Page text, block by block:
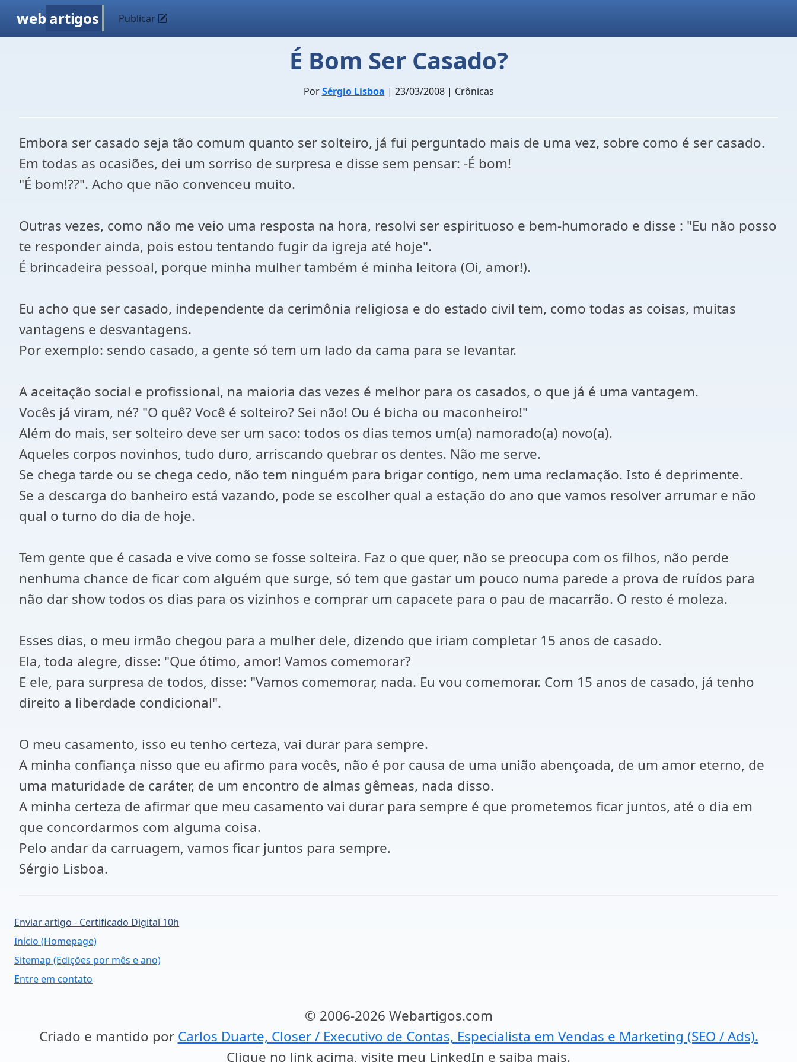
web artigos Publicar
É Bom Ser Casado?
PorSérgio Lisboa | 23/03/2008 | Crônicas
Embora ser casado seja tão comum quanto ser solteiro, já fui perguntado mais de uma vez, sobre como é ser casado.
Em todas as ocasiões, dei um sorriso de surpresa e disse sem pensar: -É bom!
"É bom!??". Acho que não convenceu muito.
Outras vezes, como não me veio uma resposta na hora, resolvi ser espirituoso e bem-humorado e disse : "Eu não posso
te responder ainda, pois estou tentando fugir da igreja até hoje".
É brincadeira pessoal, porque minha mulher também é minha leitora (Oi, amor!).
Eu acho que ser casado, independente da cerimônia religiosa e do estado civil tem, como todas as coisas, muitas
vantagens e desvantagens.
Por exemplo: sendo casado, a gente só tem um lado da cama para se levantar.
A aceitação social e profissional, na maioria das vezes é melhor para os casados, o que já é uma vantagem.
Vocês já viram, né? "O quê? Você é solteiro? Sei não! Ou é bicha ou maconheiro!"
Além do mais, ser solteiro deve ser um saco: todos os dias temos um(a) namorado(a) novo(a).
Aqueles corpos novinhos, tudo duro, arriscando quebrar os dentes. Não me serve.
Se chega tarde ou se chega cedo, não tem ninguém para brigar contigo, nem uma reclamação. Isto é deprimente.
Se a descarga do banheiro está vazando, pode se escolher qual a estação do ano que vamos resolver arrumar e não
qual o turno do dia de hoje.
Tem gente que é casada e vive como se fosse solteira. Faz o que quer, não se preocupa com os filhos, não perde
nenhuma chance de ficar com alguém que surge, só tem que gastar um pouco numa parede a prova de ruídos para
não dar show todos os dias para os vizinhos e comprar um capacete para o pau de macarrão. O resto é moleza.
Esses dias, o meu irmão chegou para a mulher dele, dizendo que iriam completar 15 anos de casado.
Ela, toda alegre, disse: "Que ótimo, amor! Vamos comemorar?
E ele, para surpresa de todos, disse: "Vamos comemorar, nada. Eu vou comemorar. Com 15 anos de casado, já tenho
direito a liberdade condicional".
O meu casamento, isso eu tenho certeza, vai durar para sempre.
A minha confiança nisso que eu afirmo para vocês, não é por causa de uma união abençoada, de um amor eterno, de
uma maturidade de caráter, de um encontro de almas gêmeas, nada disso.
A minha certeza de afirmar que meu casamento vai durar para sempre é que prometemos ficar juntos, até o dia em
que concordarmos com alguma coisa.
Pelo andar da carruagem, vamos ficar juntos para sempre.
Sérgio Lisboa.
Enviar artigo - Certificado Digital 10h
Início (Homepage)
Sitemap (Edições por mês e ano)
Entre em contato
© 2006-2026 Webartigos.com
Criado e mantido por Carlos Duarte, Closer / Executivo de Contas, Especialista em Vendas e Marketing (SEO / Ads).
Clique no link acima, visite meu LinkedIn e saiba mais.